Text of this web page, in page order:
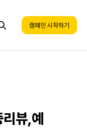
캠페인 시작하기
뷰,예